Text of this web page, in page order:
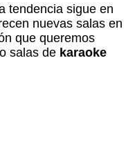
tendencia sigue en
nuevas salas en
que queremos
salas de karaoke